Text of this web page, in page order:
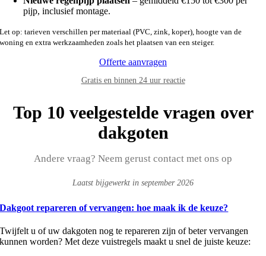
pijp, inclusief montage.
Let op: tarieven verschillen per materiaal (PVC, zink, koper), hoogte van de
woning en extra werkzaamheden zoals het plaatsen van een steiger.
Offerte aanvragen
Gratis en binnen 24 uur reactie
Top 10 veelgestelde vragen over
dakgoten
Andere vraag? Neem gerust contact met ons op
Laatst bijgewerkt in september 2026
Dakgoot repareren of vervangen: hoe maak ik de keuze?
Twijfelt u of uw dakgoten nog te repareren zijn of beter vervangen
kunnen worden? Met deze vuistregels maakt u snel de juiste keuze: